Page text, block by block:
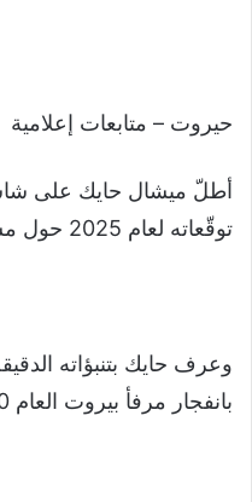
حيروت – متابعات إعلامية
أطلّ ميشال حايك على
توقّعاته لعام 2025 حول مستقبل الدول العربية.
وعرف حايك بتنبؤاته
بانفجار مرفأ بيروت العام 2020 .